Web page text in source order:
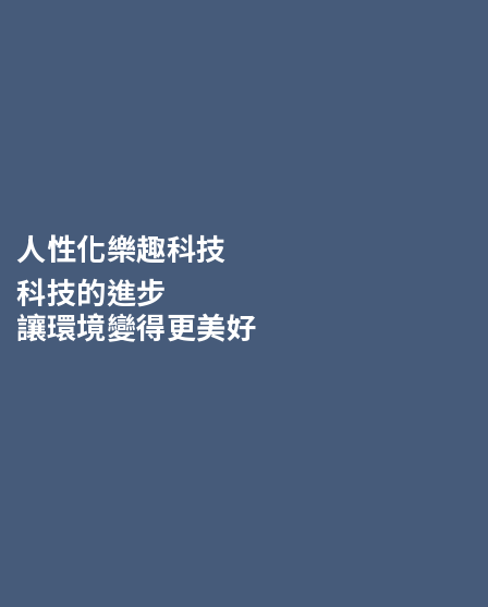
人性化樂趣科技
科技的進步
讓環境變得更美好